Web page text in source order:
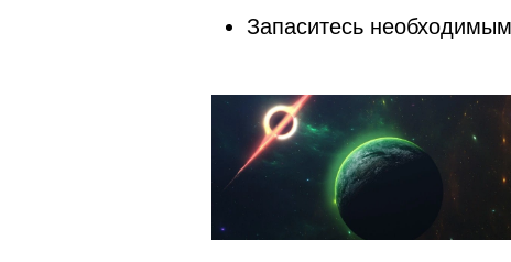
Запаситесь